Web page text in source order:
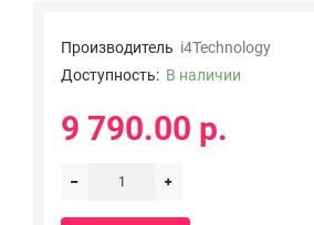
Производитель i4Technology
Доступность: В наличии
9 790.00 р.